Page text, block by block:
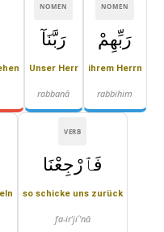
NOMEN
رَبِّهِمْ
ihrem Herrn
rabbihim
NOMEN
رَبَّنَآ
Unser Herr
rabbanā
VERB
فَٱرْجِعْنَا
so schicke uns zurück
fa-ir'jiʿ'nā